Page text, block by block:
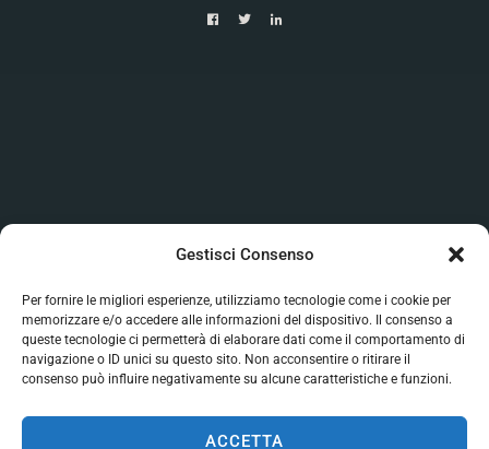
Gestisci Consenso
Per fornire le migliori esperienze, utilizziamo tecnologie come i cookie per
memorizzare e/o accedere alle informazioni del dispositivo. Il consenso a
queste tecnologie ci permetterà di elaborare dati come il comportamento di
navigazione o ID unici su questo sito. Non acconsentire o ritirare il
consenso può influire negativamente su alcune caratteristiche e funzioni.
ACCETTA